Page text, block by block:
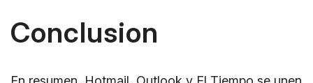
Conclusion